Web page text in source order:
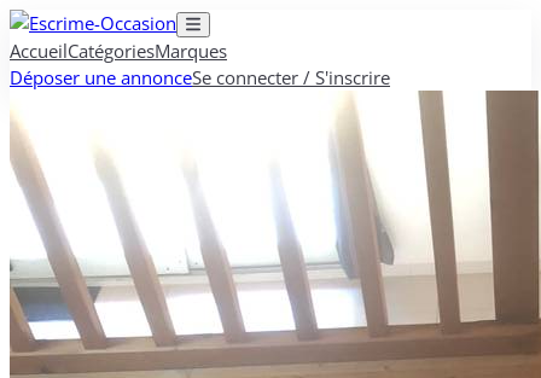
AccueilCatégoriesMarques
Déposer une annonceSe connecter / S'inscrire